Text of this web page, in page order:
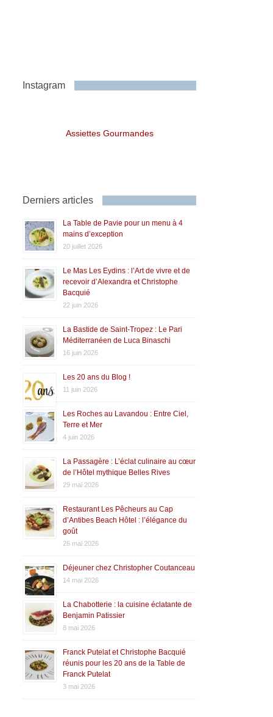
Instagram
Assiettes Gourmandes
Derniers articles
La Table de Pavie pour un menu à 4
mains d’exception
20 juillet 2026
Le Mas Les Eydins : l’Art de vivre et de
recevoir d’Alexandra et Christophe
Bacquié
22 juin 2026
La Bastide de Saint-Tropez : Le Pari
Méditerranéen de Luca Binaschi
16 juin 2026
Les 20 ans du Blog !
11 juin 2026
Les Roches au Lavandou : Entre Ciel,
Terre et Mer
4 juin 2026
La Passagère : L’éclat culinaire au cœur
de l’Hôtel mythique Belles Rives
29 mai 2026
Restaurant Les Pêcheurs au Cap
d’Antibes Beach Hôtel : l’élégance du
goût
26 mai 2026
Déjeuner chez Christopher Coutanceau
14 mai 2026
La Chabotterie : la cuisine éclatante de
Benjamin Patissier
8 mai 2026
Franck Putelat et Christophe Bacquié
réunis pour les 20 ans de la Table de
Franck Putelat
3 mai 2026